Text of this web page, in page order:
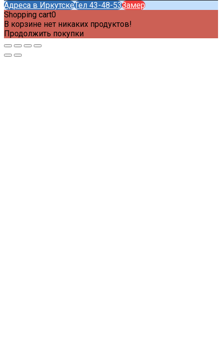
Адреса в ИркутскеТел 43-48-53Замер
Shopping cart0
В корзине нет никаких продуктов!
Продолжить покупки